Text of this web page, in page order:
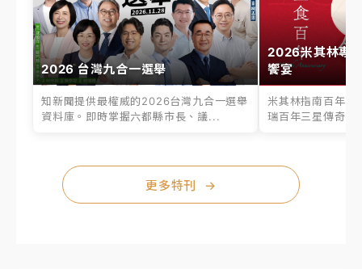
2026 台灣九合一選舉
知新聞提供最權威的2026台灣九合一選舉
資料庫。即時掌握六都縣市長、議...
2026米其林專
饗宴
米其林指南百年之
瑞百年三星傳奇、
更多特刊 →